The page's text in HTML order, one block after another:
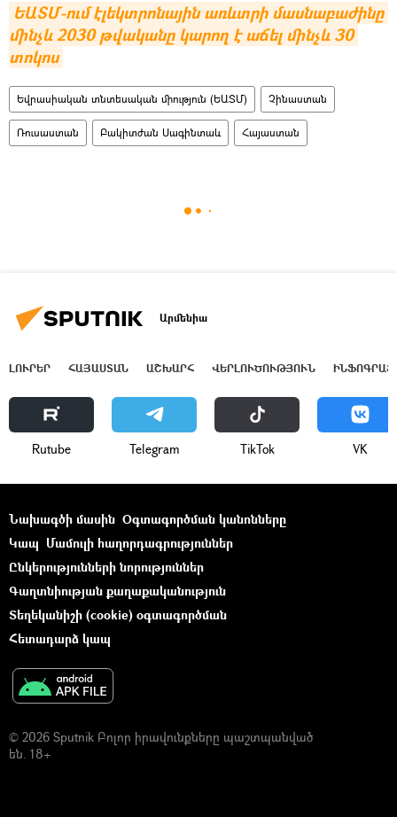
ԵԱՏՄ-ում էլեկտրոնային առևտրի մասնաբաժինը
մինչև 2030 թվականը կարող է աճել մինչև 30
տոկոս
Եվրասիական տնտեսական միություն (ԵԱՏՄ) Չինաստան
Ռուսաստան Բակիտժան Սագինտաև Հայաստան
Արմենիա
ԼՈՒՐԵՐ ՀԱՅԱՍՏԱՆ ԱՇԽԱՐՀ ՎԵՐԼՈՒԾՈՒԹՅՈՒՆ
Rutube Telegram ТikТоk VK
Նախագծի մասին Օգտագործման կանոնները
Կապ Մամուլի հաղորդագրություններ
Ընկերությունների նորություններ
Գաղտնիության քաղաքականություն
Տեղեկանիշի (cookie) օգտագործման
Հետադարձ կապ
© 2026 Sputnik Բոլոր իրավունքները պաշտպանված
են. 18+